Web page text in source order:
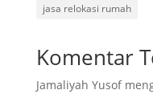
jasa relokasi rumah
Komentar
Jamaliyah Yusof